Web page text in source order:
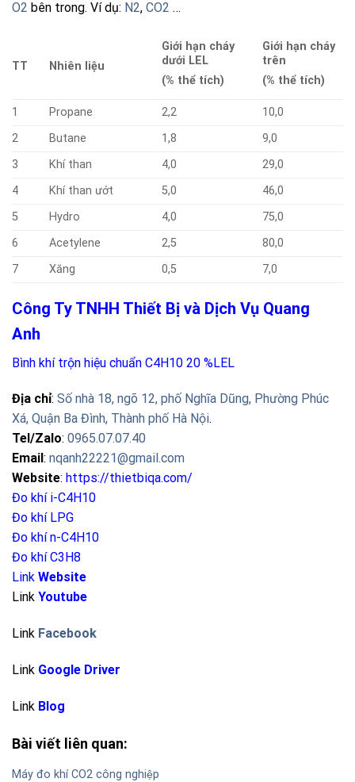
O2 bên trong. Ví dụ: N2, CO2 …
TT Nhiên liệu
Giới hạn cháy
dưới LEL
(% thể tích)
Giới hạn cháy
trên
(% thể tích)
1 Propane 2,2
10,0
2
Butane 1,8
9,0
3
Khí than 4,0
29,0
4
Khí than ướt 5,0
46,0
5
Hydro 4,0
75,0
6
Acetylene 2,5
80,0
7
Xăng 0,5 7,0
Công Ty TNHH Thiết Bị và Dịch Vụ Quang
Anh
Bình khí trộn hiệu chuẩn C4H10 20 %LEL
Địa chỉ: Số nhà 18, ngõ 12, phố Nghĩa Dũng, Phường Phúc
Xá, Quận Ba Đình, Thành phố Hà Nội.
Tel/Zalo: 0965.07.07.40
Email : nqanh22221@gmail.com
Website: https://thietbiqa.com/
Đo khí i-C4H10
Đo khí LPG
Đo khí n-C4H10
Đo khí C3H8
Link Website
Link Youtube
Link Facebook
Link Google Driver
Link Blog
Bài viết liên quan:
Máy đo khí CO2 công nghiệp